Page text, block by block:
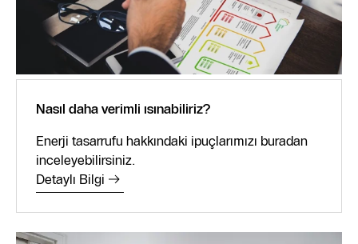
Nasıl daha verimli ısınabiliriz?
Enerji tasarrufu hakkındaki ipuçlarımızı buradan
inceleyebilirsiniz.
Detaylı Bilgi